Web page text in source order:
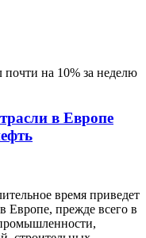
почти на 10% за неделю
в Европе
время приведет
Европе, прежде всего в